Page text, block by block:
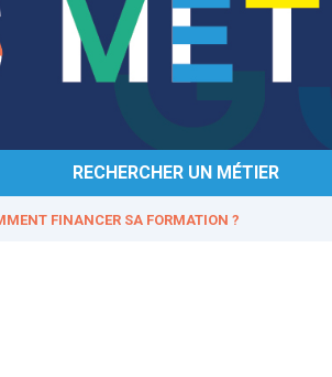
RECHERCHER UN MÉTIER
FINANCER SA FORMATION ?